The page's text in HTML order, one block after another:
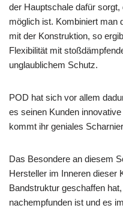
der Hauptschale dafür
möglich ist. Kombiniert man
mit der Konstruktion, so
Flexibilität mit
unglaublichem Schutz.
POD hat sich vor allem
es seinen Kunden
kommt ihr geniales
Das Besondere an diesem
Hersteller im Inneren dieser
Bandstruktur geschaffen
nachempfunden ist und es